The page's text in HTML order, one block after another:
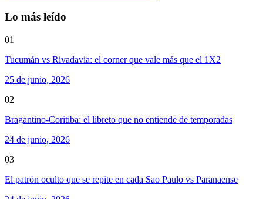
Lo más leído
01
Tucumán vs Rivadavia: el corner que vale más que el 1X2
25 de junio, 2026
02
Bragantino-Coritiba: el libreto que no entiende de temporadas
24 de junio, 2026
03
El patrón oculto que se repite en cada Sao Paulo vs Paranaense